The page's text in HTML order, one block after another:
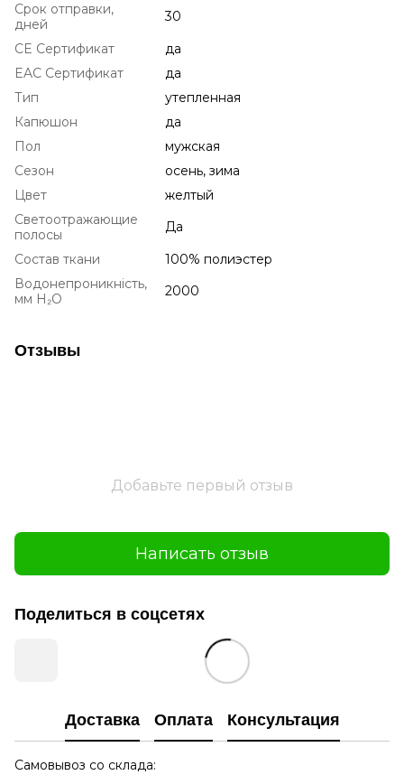
Срок отправки,
дней
30
CE Сертификат
да
EAC Сертификат
да
Тип
утепленная
Капюшон
да
Пол
мужская
Сезон
осень, зима
Цвет
желтый
Светоотражающие
полосы
Да
Состав ткани
100% полиэстер
Водонепроникність,
мм H₂O
2000
Отзывы
Добавьте первый отзыв
Написать отзыв
Поделиться в соцсетях
Доставка Оплата Консультация
Самовывоз со склада: